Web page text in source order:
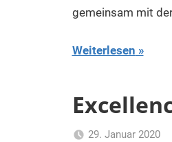
gemeinsam mit
Weiterlesen
29. Januar 2020